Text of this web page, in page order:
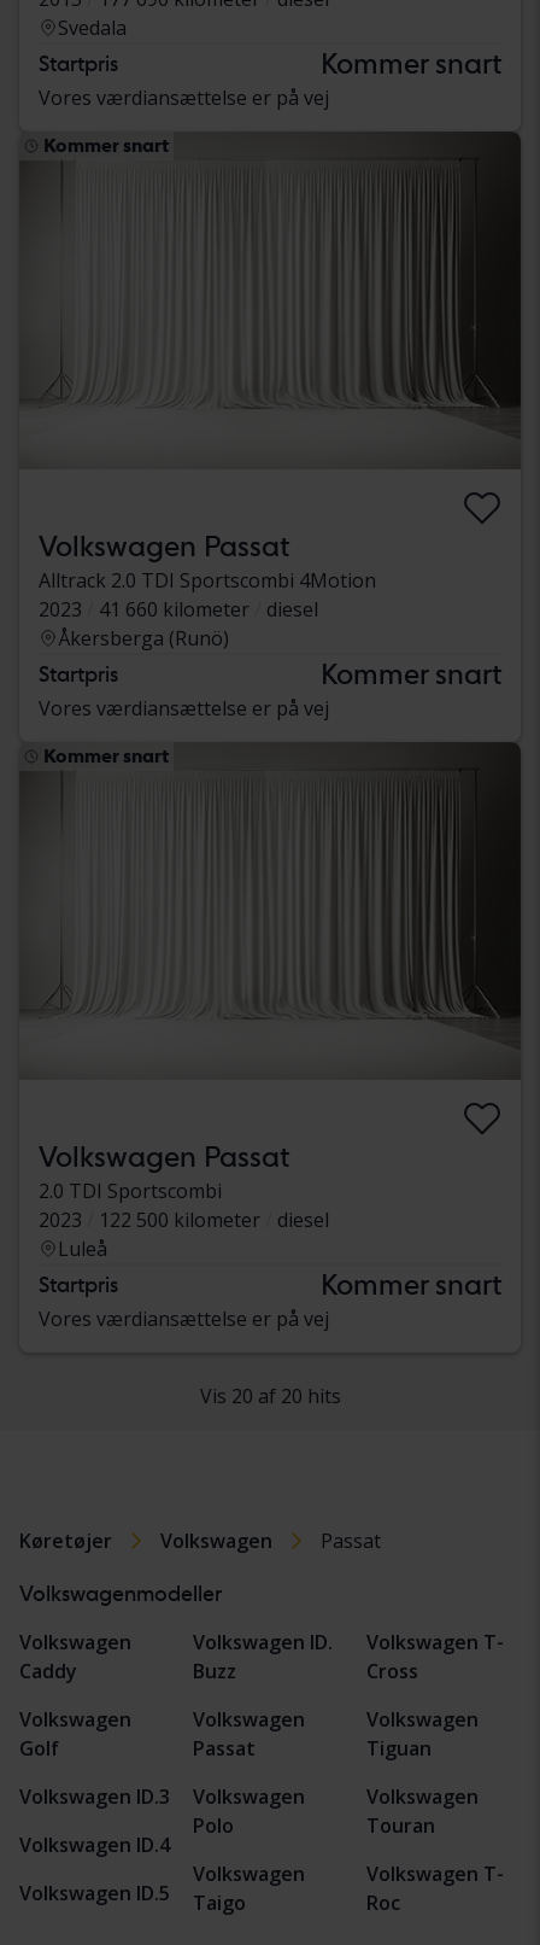
Svedala
Startpris Kommer snart
Vores værdiansættelse er på vej
Kommer snart
Volkswagen Passat
Alltrack 2.0 TDI Sportscombi 4Motion
2023
41 660 kilometer
diesel
Åkersberga (Runö)
Startpris Kommer snart
Vores værdiansættelse er på vej
Kommer snart
Volkswagen Passat
2.0 TDI Sportscombi
2023
122 500 kilometer
diesel
Luleå
Startpris Kommer snart
Vores værdiansættelse er på vej
Vis 20 af 20 hits
Køretøjer Volkswagen Passat
Volkswagenmodeller
Volkswagen
Caddy
Volkswagen
Golf
Volkswagen ID.3
Volkswagen ID.4
Volkswagen ID.5
Volkswagen ID.
Buzz
Volkswagen
Passat
Volkswagen
Polo
Volkswagen
Taigo
Volkswagen T-
Cross
Volkswagen
Tiguan
Volkswagen
Touran
Volkswagen T-
Roc